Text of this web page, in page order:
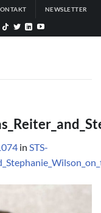
NEWSLETTER
in STS-